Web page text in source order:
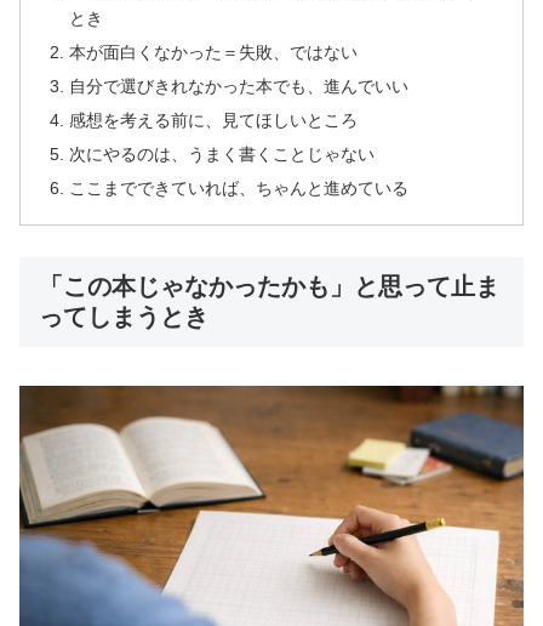
とき
本が面白くなかった＝失敗、ではない
自分で選びきれなかった本でも、進んでいい
感想を考える前に、見てほしいところ
次にやるのは、うまく書くことじゃない
ここまでできていれば、ちゃんと進めている
「この本じゃなかったかも」と思って止ま
ってしまうとき